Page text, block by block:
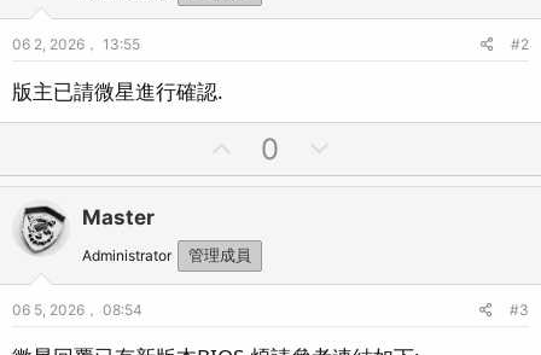
06 2, 2026， 13:55 #2
版主已請微星進行確認.
p
o
t
e
0
o
o
Master
Administrator 管理成員
06 5, 2026， 08:54 #3